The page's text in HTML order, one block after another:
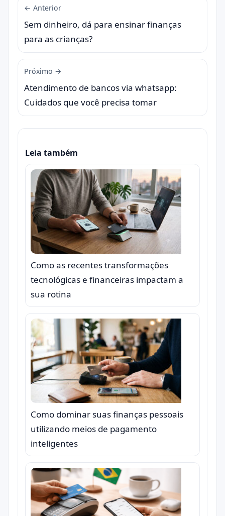
← Anterior
Sem dinheiro, dá para ensinar finanças
para as crianças?
Próximo →
Atendimento de bancos via whatsapp:
Cuidados que você precisa tomar
Leia também
Como as recentes transformações
tecnológicas e financeiras impactam a
sua rotina
Como dominar suas finanças pessoais
utilizando meios de pagamento
inteligentes